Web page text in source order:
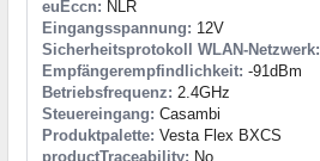
euEccn: NLR
Eingangsspannung: 12V
Sicherheitsprotokoll WLAN-Netzwerk:
Empfängerempfindlichkeit: -91dBm
Betriebsfrequenz: 2.4GHz
Steuereingang: Casambi
Produktpalette: Vesta Flex BXCS
productTraceability: No